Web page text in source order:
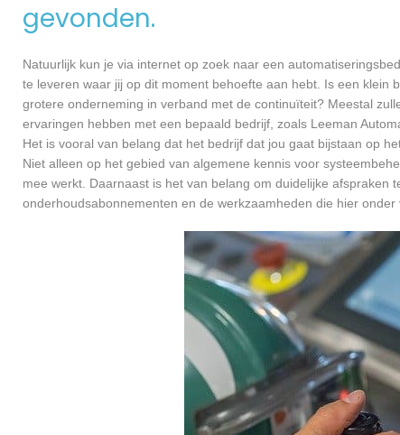
gevonden.
Natuurlijk kun je via internet op zoek naar een
te leveren waar jij op dit moment behoefte aan hebt. Is een klein
grotere onderneming in verband met de continuïteit? Meestal
ervaringen hebben met een bepaald bedrijf, zoals Leeman
Het is vooral van belang dat het bedrijf dat jou gaat bijstaan op
Niet alleen op het gebied van algemene kennis voor
mee werkt. Daarnaast is het van belang om duidelijke
onderhoudsabonnementen en de werkzaamheden die hier onder